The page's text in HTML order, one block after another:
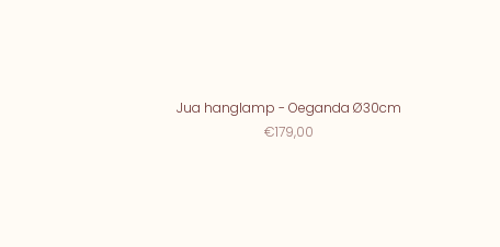
Jua hanglamp - Oeganda Ø30cm
€179,00